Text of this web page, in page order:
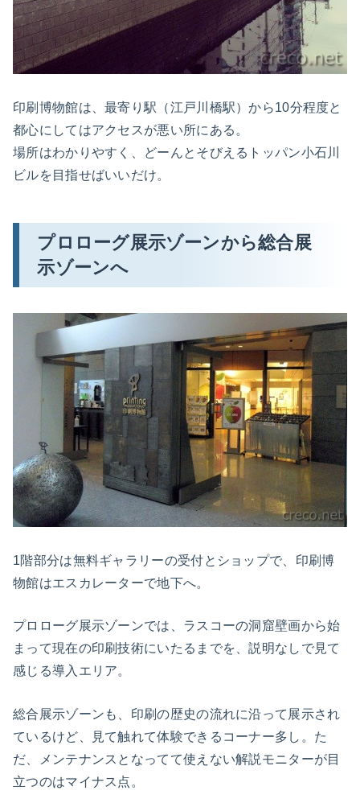
印刷博物館は、最寄り駅（江戸川橋駅）から10分程度と
都心にしてはアクセスが悪い所にある。
場所はわかりやすく、どーんとそびえるトッパン小石川
ビルを目指せばいいだけ。
プロローグ展示ゾーンから総合展
示ゾーンへ
1階部分は無料ギャラリーの受付とショップで、印刷博
物館はエスカレーターで地下へ。
プロローグ展示ゾーンでは、ラスコーの洞窟壁画から始
まって現在の印刷技術にいたるまでを、説明なしで見て
感じる導入エリア。
総合展示ゾーンも、印刷の歴史の流れに沿って展示され
ているけど、見て触れて体験できるコーナー多し。た
だ、メンテナンスとなってて使えない解説モニターが目
立つのはマイナス点。